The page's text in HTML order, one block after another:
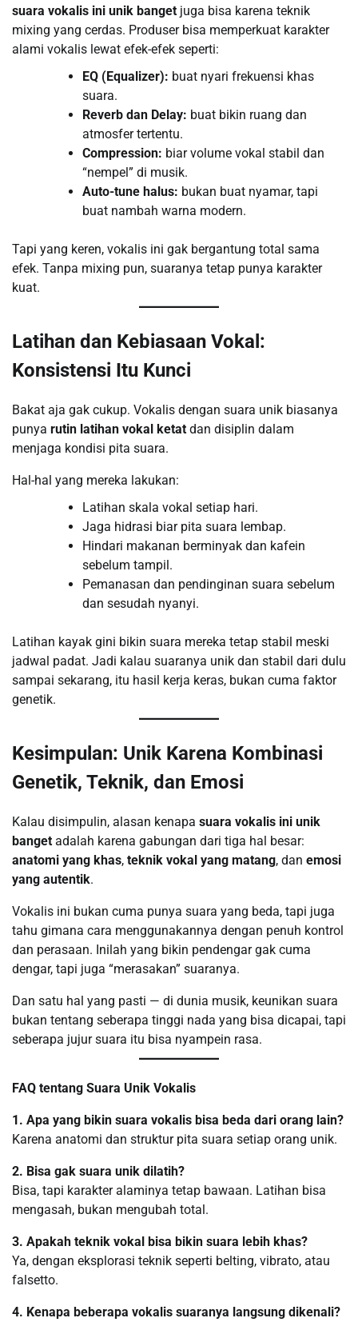
suara vokalis ini unik banget juga bisa karena teknik
mixing yang cerdas. Produser bisa memperkuat karakter
alami vokalis lewat efek-efek seperti:
EQ (Equalizer): buat nyari frekuensi khas
suara.
Reverb dan Delay: buat bikin ruang dan
atmosfer tertentu.
Compression: biar volume vokal stabil dan
“nempel” di musik.
Auto-tune halus: bukan buat nyamar, tapi
buat nambah warna modern.
Tapi yang keren, vokalis ini gak bergantung total sama
efek. Tanpa mixing pun, suaranya tetap punya karakter
kuat.
Latihan dan Kebiasaan Vokal:
Konsistensi Itu Kunci
Bakat aja gak cukup. Vokalis dengan suara unik biasanya
punya rutin latihan vokal ketat dan disiplin dalam
menjaga kondisi pita suara.
Hal-hal yang mereka lakukan:
Latihan skala vokal setiap hari.
Jaga hidrasi biar pita suara lembap.
Hindari makanan berminyak dan kafein
sebelum tampil.
Pemanasan dan pendinginan suara sebelum
dan sesudah nyanyi.
Latihan kayak gini bikin suara mereka tetap stabil meski
jadwal padat. Jadi kalau suaranya unik dan stabil dari dulu
sampai sekarang, itu hasil kerja keras, bukan cuma faktor
genetik.
Kesimpulan: Unik Karena Kombinasi
Genetik, Teknik, dan Emosi
Kalau disimpulin, alasan kenapa suara vokalis ini unik
banget adalah karena gabungan dari tiga hal besar:
anatomi yang khas, teknik vokal yang matang, dan emosi
yang autentik.
Vokalis ini bukan cuma punya suara yang beda, tapi juga
tahu gimana cara menggunakannya dengan penuh kontrol
dan perasaan. Inilah yang bikin pendengar gak cuma
dengar, tapi juga “merasakan” suaranya.
Dan satu hal yang pasti — di dunia musik, keunikan suara
bukan tentang seberapa tinggi nada yang bisa dicapai, tapi
seberapa jujur suara itu bisa nyampein rasa.
FAQ tentang Suara Unik Vokalis
1. Apa yang bikin suara vokalis bisa beda dari orang lain?
Karena anatomi dan struktur pita suara setiap orang unik.
2. Bisa gak suara unik dilatih?
Bisa, tapi karakter alaminya tetap bawaan. Latihan bisa
mengasah, bukan mengubah total.
3. Apakah teknik vokal bisa bikin suara lebih khas?
Ya, dengan eksplorasi teknik seperti belting, vibrato, atau
falsetto.
4. Kenapa beberapa vokalis suaranya langsung dikenali?